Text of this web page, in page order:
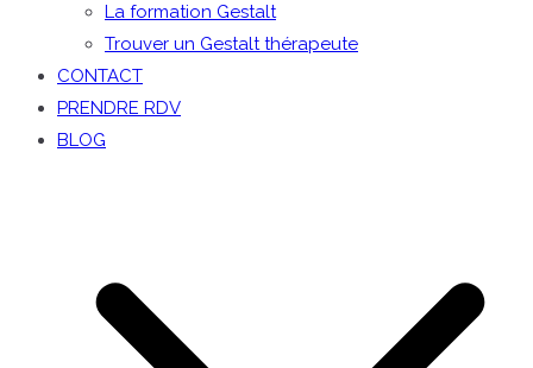
La formation Gestalt
Trouver un Gestalt thérapeute
CONTACT
PRENDRE RDV
BLOG